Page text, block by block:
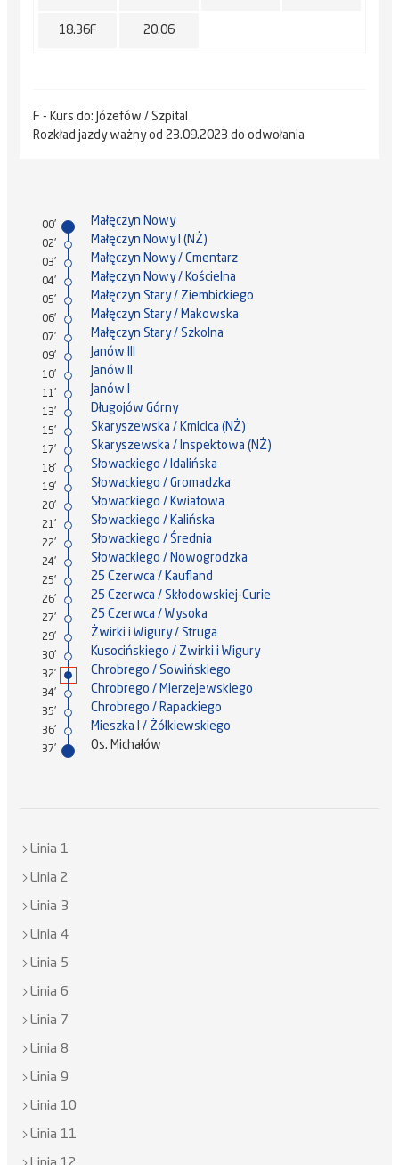
18.36F 20.06
F - Kurs do: Józefów / Szpital
Rozkład jazdy ważny od 23.09.2023 do odwołania
00' Małęczyn Nowy
02' Małęczyn Nowy I (NŻ)
03' Małęczyn Nowy / Cmentarz
04' Małęczyn Nowy / Kościelna
05' Małęczyn Stary / Ziembickiego
06' Małęczyn Stary / Makowska
07' Małęczyn Stary / Szkolna
09' Janów III
10' Janów II
11' Janów I
13' Długojów Górny
15' Skaryszewska / Kmicica (NŻ)
17' Skaryszewska / Inspektowa (NŻ)
18' Słowackiego / Idalińska
19' Słowackiego / Gromadzka
20' Słowackiego / Kwiatowa
21' Słowackiego / Kalińska
22' Słowackiego / Średnia
24' Słowackiego / Nowogrodzka
25' 25 Czerwca / Kaufland
26' 25 Czerwca / Skłodowskiej-Curie
27' 25 Czerwca / Wysoka
29' Żwirki i Wigury / Struga
30' Kusocińskiego / Żwirki i Wigury
32' Chrobrego / Sowińskiego
34' Chrobrego / Mierzejewskiego
35' Chrobrego / Rapackiego
36' Mieszka I / Żółkiewskiego
37' Os. Michałów
Linia 1
Linia 2
Linia 3
Linia 4
Linia 5
Linia 6
Linia 7
Linia 8
Linia 9
Linia 10
Linia 11